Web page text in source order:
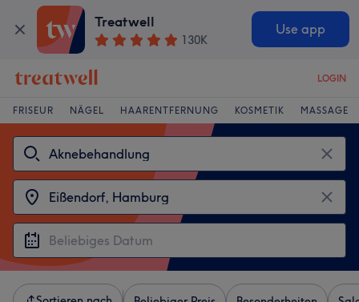
Treatwell
130K
Use app
LOGIN
FRISEUR NÄGEL HAARENTFERNUNG KOSMETIK MASSAGE